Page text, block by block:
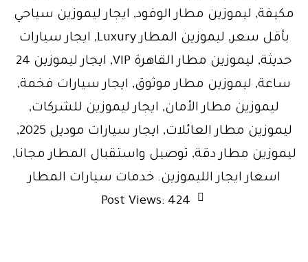
مكيفة, ليموزين مطار الوفود, ايجار ليموزين سياحي
بأقل سعر, ليموزين المطار Luxury, ايجار سيارات
حديثة, ليموزين مطار القاهرة VIP, ايجار ليموزين 24
ساعة, ليموزين مطار موثوق, ايجار سيارات فخمة,
ليموزين مطار الأمان, ايجار ليموزين للشركات,
ليموزين مطار العائلات, ايجار سيارات موديل 2025,
ليموزين مطار دقة, توصيل واستقبال المطار مجانا,
اسعار ايجار الليموزين. خدمات سيارات المطار
Post Views: 424